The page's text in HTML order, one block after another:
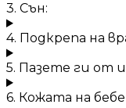
3. Сън:
4. Подкрепа на
5. Пазете ги от
6. Кожата на